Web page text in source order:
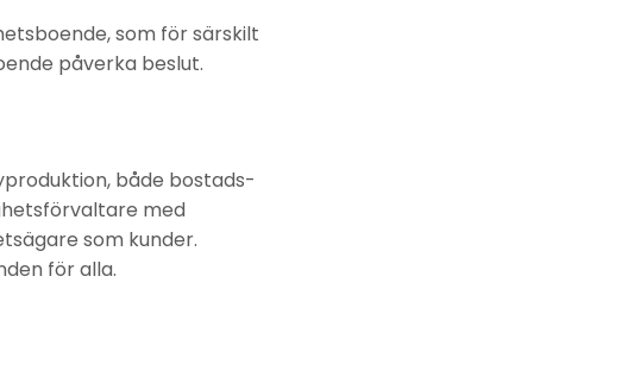
som för särskilt
påverka beslut.
både bostads-
med
som kunder.
för alla.